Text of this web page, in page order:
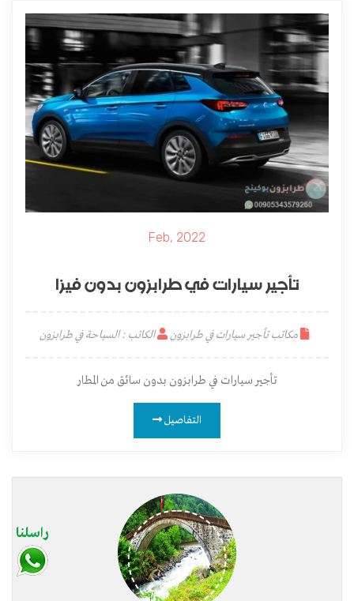
Feb, 2022
تأجير سيارات في طرابزون بدون فيزا
مكاتب تأجير سيارات في طرابزون الكاتب : السياحة في طرابزون
تأجير سيارات في طرابزون بدون سائق من المطار
التفاصيل
راسلنا